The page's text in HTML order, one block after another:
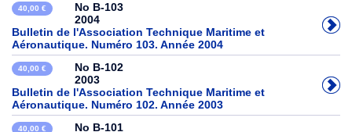
40,00 €
No B-103
2004
Bulletin de l'Association Technique Maritime et
Aéronautique. Numéro 103. Année 2004
40,00 €
No B-102
2003
Bulletin de l'Association Technique Maritime et
Aéronautique. Numéro 102. Année 2003
40,00 €
No B-101